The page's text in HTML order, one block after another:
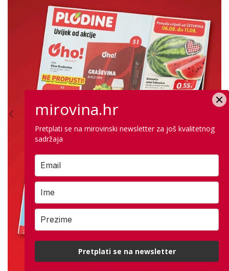
mirovina.hr
Pretplati se na mirovinski newsletter za još kvalitetnog
sadržaja
Pretplati se na newsletter